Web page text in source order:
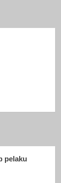
pelaku